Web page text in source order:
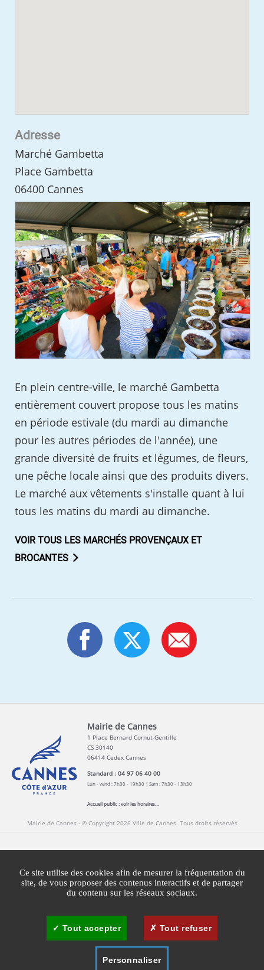
Adresse
Marché Gambetta
Place Gambetta
06400 Cannes
En plein centre-ville, le marché Gambetta
entièrement couvert propose tous les matins
en période estivale (du mardi au dimanche
pour les autres périodes de l'année), une
grande diversité de fruits et légumes, de fleurs,
une pêche locale ainsi que des produits divers.
Le marché aux vêtements s'installe quant à lui
tous les matins du mardi au dimanche.
VOIR TOUS LES MARCHÉS PROVENÇAUX ET
BROCANTES
Mairie de Cannes
1 Place Bernard Cornut-Gentille
CS 30140
06414 Cedex Cannes
Standard : 04 97 06 40 00
Lun - vend : 7h30 - 19h30 | Sam : 7h30 - 13h30
Accueil public :voir les horaires...
Mairie de Cannes - © Copyright 2026 Ville de Cannes. Tous droits réservés
Mentions légales Agglomération Cannes Lérins
Plan du site Gestion des cookies
Ce site utilise des cookies afin de mesurer la fréquentation du
site, de vous proposer des contenus interactifs et de partager
du contenu sur les réseaux sociaux.
Tout accepter Tout refuser
Personnaliser